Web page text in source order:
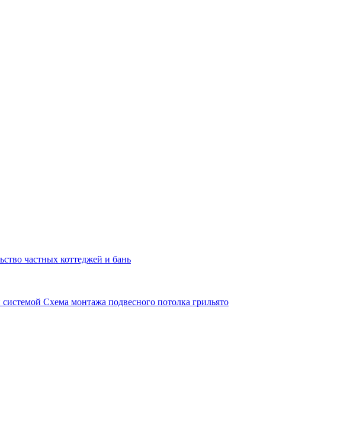
частных коттеджей и бань
Схема монтажа подвесного потолка грильято